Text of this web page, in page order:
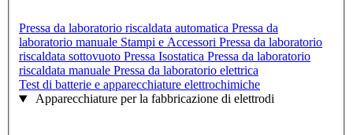
Pressa da laboratorio riscaldata automatica Pressa da
laboratorio manuale Stampi e Accessori Pressa da laboratorio
riscaldata sottovuoto Pressa Isostatica Pressa da laboratorio
riscaldata manuale Pressa da laboratorio elettrica
Test di batterie e apparecchiature elettrochimiche
Apparecchiature per la fabbricazione di elettrodi